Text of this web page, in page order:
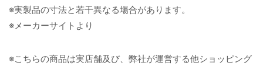
※実製品の寸法と若干異なる場合があります。
※メーカーサイトより
※こちらの商品は実店舗及び、弊社が運営する他ショッピング